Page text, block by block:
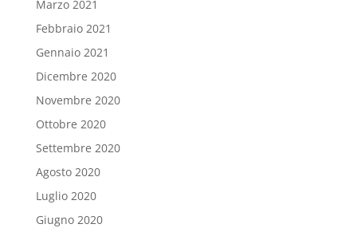
Marzo 2021
Febbraio 2021
Gennaio 2021
Dicembre 2020
Novembre 2020
Ottobre 2020
Settembre 2020
Agosto 2020
Luglio 2020
Giugno 2020